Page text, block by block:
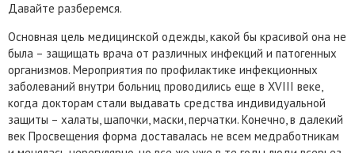
Давайте разберемся.
Основная цель медицинской одежды, какой бы красивой она не
была – защищать врача от различных инфекций и патогенных
организмов. Мероприятия по профилактике инфекционных
заболеваний внутри больниц проводились еще в XVIII веке,
когда докторам стали выдавать средства индивидуальной
защиты – халаты, шапочки, маски, перчатки. Конечно, в далекий
век Просвещения форма доставалась не всем медработникам